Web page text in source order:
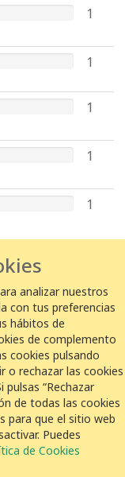
1
1
1
1
1
Política de Cookies
analizar nuestros
con tus preferencias
hábitos de
de complemento
cookies pulsando
o rechazar las cookies
pulsas “Rechazar
de todas las cookies
para que el sitio web
Puedes
de Cookies